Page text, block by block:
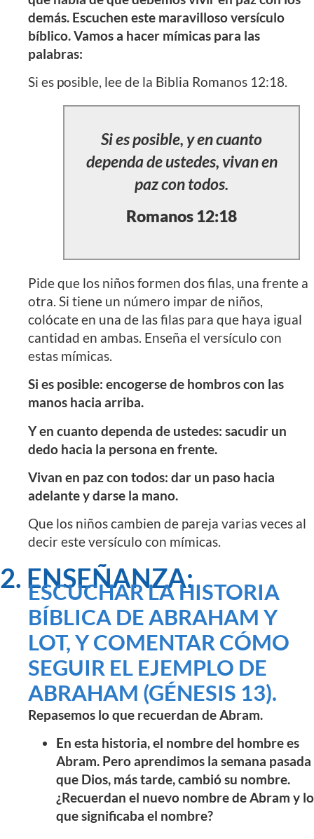
demás. Escuchen este maravilloso versículo
bíblico. Vamos a hacer mímicas para las
palabras:
Si es posible, lee de la Biblia Romanos 12:18.
Si es posible, y en cuanto
dependa de ustedes, vivan en
paz con todos.
Romanos 12:18
Pide que los niños formen dos filas, una frente a
otra. Si tiene un número impar de niños,
colócate en una de las filas para que haya igual
cantidad en ambas. Enseña el versículo con
estas mímicas.
Si es posible: encogerse de hombros con las
manos hacia arriba.
Y en cuanto dependa de ustedes: sacudir un
dedo hacia la persona en frente.
Vivan en paz con todos: dar un paso hacia
adelante y darse la mano.
Que los niños cambien de pareja varias veces al
decir este versículo con mímicas.
2. ENSEÑANZA:
ESCUCHAR LA HISTORIA
BÍBLICA DE ABRAHAM Y
LOT, Y COMENTAR CÓMO
SEGUIR EL EJEMPLO DE
ABRAHAM (GÉNESIS 13).
Repasemos lo que recuerdan de Abram.
En esta historia, el nombre del hombre es
Abram. Pero aprendimos la semana pasada
que Dios, más tarde, cambió su nombre.
¿Recuerdan el nuevo nombre de Abram y lo
que significaba el nombre?